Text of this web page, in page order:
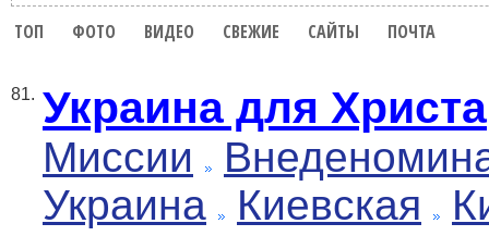
ТОП ФОТО ВИДЕО СВЕЖИЕ САЙТЫ ПОЧТА
81. Украина для Христа
Миссии
Украина
Киевская